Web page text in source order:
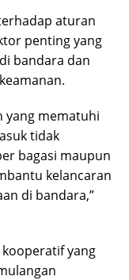
aturan
penting yang
bandara dan
yang mematuhi
tidak
bagasi maupun
kelancaran
di bandara,”
yang